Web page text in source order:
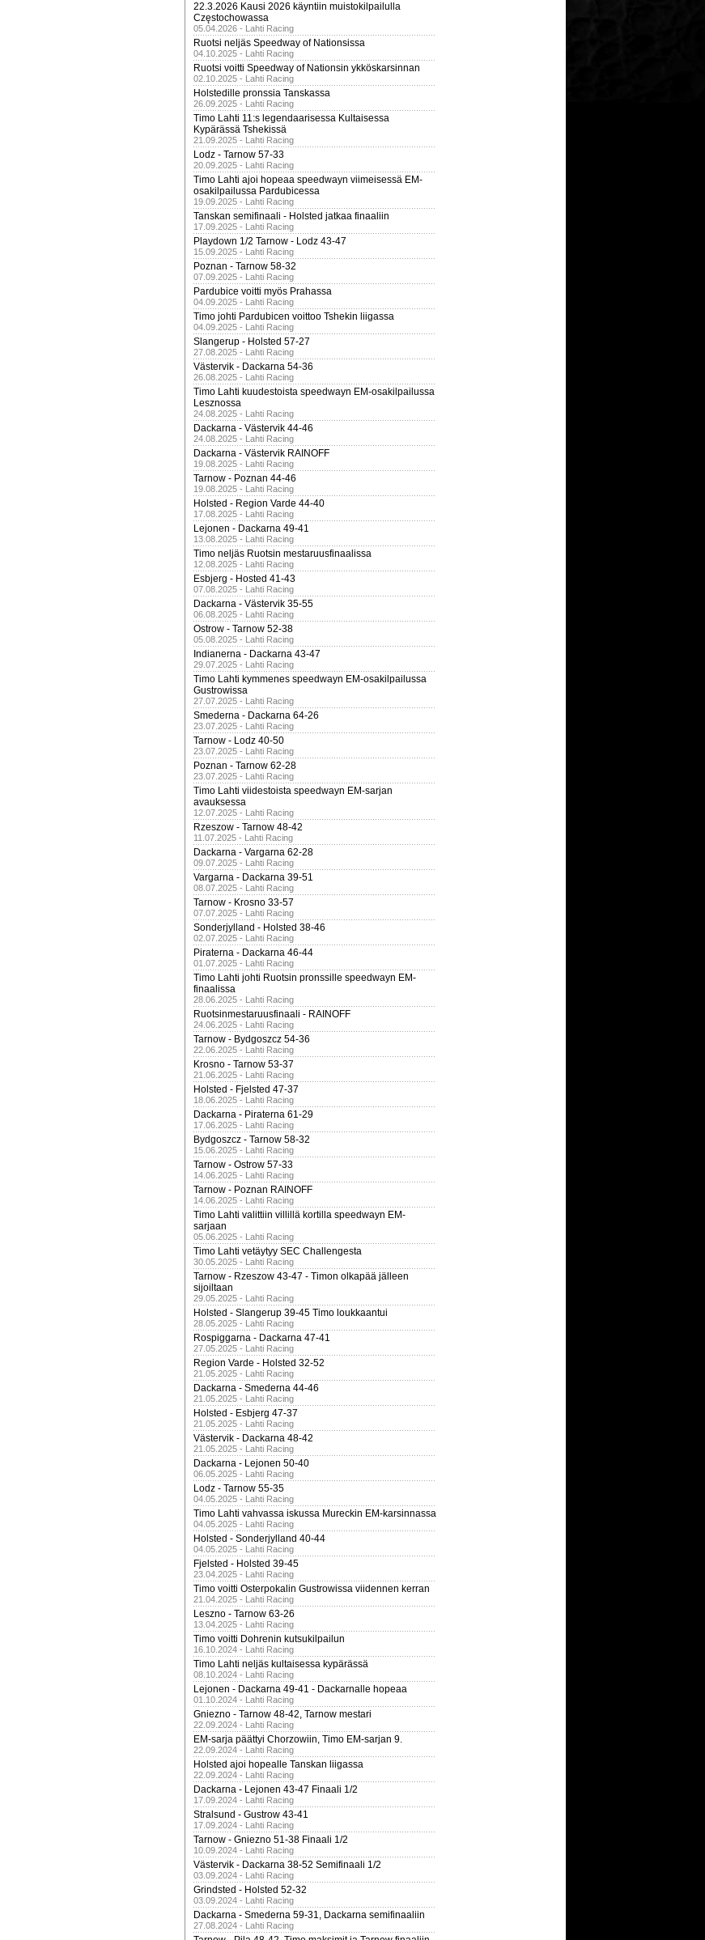
22.3.2026 Kausi 2026 käyntiin muistokilpailulla
Częstochowassa
05.04.2026 - Lahti Racing
Ruotsi neljäs Speedway of Nationsissa
04.10.2025 - Lahti Racing
Ruotsi voitti Speedway of Nationsin ykköskarsinnan
02.10.2025 - Lahti Racing
Holstedille pronssia Tanskassa
26.09.2025 - Lahti Racing
Timo Lahti 11:s legendaarisessa Kultaisessa
Kypärässä Tshekissä
21.09.2025 - Lahti Racing
Lodz - Tarnow 57-33
20.09.2025 - Lahti Racing
Timo Lahti ajoi hopeaa speedwayn viimeisessä EM-
osakilpailussa Pardubicessa
19.09.2025 - Lahti Racing
Tanskan semifinaali - Holsted jatkaa finaaliin
17.09.2025 - Lahti Racing
Playdown 1/2 Tarnow - Lodz 43-47
15.09.2025 - Lahti Racing
Poznan - Tarnow 58-32
07.09.2025 - Lahti Racing
Pardubice voitti myös Prahassa
04.09.2025 - Lahti Racing
Timo johti Pardubicen voittoo Tshekin liigassa
04.09.2025 - Lahti Racing
Slangerup - Holsted 57-27
27.08.2025 - Lahti Racing
Västervik - Dackarna 54-36
26.08.2025 - Lahti Racing
Timo Lahti kuudestoista speedwayn EM-osakilpailussa
Lesznossa
24.08.2025 - Lahti Racing
Dackarna - Västervik 44-46
24.08.2025 - Lahti Racing
Dackarna - Västervik RAINOFF
19.08.2025 - Lahti Racing
Tarnow - Poznan 44-46
19.08.2025 - Lahti Racing
Holsted - Region Varde 44-40
17.08.2025 - Lahti Racing
Lejonen - Dackarna 49-41
13.08.2025 - Lahti Racing
Timo neljäs Ruotsin mestaruusfinaalissa
12.08.2025 - Lahti Racing
Esbjerg - Hosted 41-43
07.08.2025 - Lahti Racing
Dackarna - Västervik 35-55
06.08.2025 - Lahti Racing
Ostrow - Tarnow 52-38
05.08.2025 - Lahti Racing
Indianerna - Dackarna 43-47
29.07.2025 - Lahti Racing
Timo Lahti kymmenes speedwayn EM-osakilpailussa
Gustrowissa
27.07.2025 - Lahti Racing
Smederna - Dackarna 64-26
23.07.2025 - Lahti Racing
Tarnow - Lodz 40-50
23.07.2025 - Lahti Racing
Poznan - Tarnow 62-28
23.07.2025 - Lahti Racing
Timo Lahti viidestoista speedwayn EM-sarjan
avauksessa
12.07.2025 - Lahti Racing
Rzeszow - Tarnow 48-42
11.07.2025 - Lahti Racing
Dackarna - Vargarna 62-28
09.07.2025 - Lahti Racing
Vargarna - Dackarna 39-51
08.07.2025 - Lahti Racing
Tarnow - Krosno 33-57
07.07.2025 - Lahti Racing
Sonderjylland - Holsted 38-46
02.07.2025 - Lahti Racing
Piraterna - Dackarna 46-44
01.07.2025 - Lahti Racing
Timo Lahti johti Ruotsin pronssille speedwayn EM-
finaalissa
28.06.2025 - Lahti Racing
Ruotsinmestaruusfinaali - RAINOFF
24.06.2025 - Lahti Racing
Tarnow - Bydgoszcz 54-36
22.06.2025 - Lahti Racing
Krosno - Tarnow 53-37
21.06.2025 - Lahti Racing
Holsted - Fjelsted 47-37
18.06.2025 - Lahti Racing
Dackarna - Piraterna 61-29
17.06.2025 - Lahti Racing
Bydgoszcz - Tarnow 58-32
15.06.2025 - Lahti Racing
Tarnow - Ostrow 57-33
14.06.2025 - Lahti Racing
Tarnow - Poznan RAINOFF
14.06.2025 - Lahti Racing
Timo Lahti valittiin villillä kortilla speedwayn EM-
sarjaan
05.06.2025 - Lahti Racing
Timo Lahti vetäytyy SEC Challengesta
30.05.2025 - Lahti Racing
Tarnow - Rzeszow 43-47 - Timon olkapää jälleen
sijoiltaan
29.05.2025 - Lahti Racing
Holsted - Slangerup 39-45 Timo loukkaantui
28.05.2025 - Lahti Racing
Rospiggarna - Dackarna 47-41
27.05.2025 - Lahti Racing
Region Varde - Holsted 32-52
21.05.2025 - Lahti Racing
Dackarna - Smederna 44-46
21.05.2025 - Lahti Racing
Holsted - Esbjerg 47-37
21.05.2025 - Lahti Racing
Västervik - Dackarna 48-42
21.05.2025 - Lahti Racing
Dackarna - Lejonen 50-40
06.05.2025 - Lahti Racing
Lodz - Tarnow 55-35
04.05.2025 - Lahti Racing
Timo Lahti vahvassa iskussa Mureckin EM-karsinnassa
04.05.2025 - Lahti Racing
Holsted - Sonderjylland 40-44
04.05.2025 - Lahti Racing
Fjelsted - Holsted 39-45
23.04.2025 - Lahti Racing
Timo voitti Osterpokalin Gustrowissa viidennen kerran
21.04.2025 - Lahti Racing
Leszno - Tarnow 63-26
13.04.2025 - Lahti Racing
Timo voitti Dohrenin kutsukilpailun
16.10.2024 - Lahti Racing
Timo Lahti neljäs kultaisessa kypärässä
08.10.2024 - Lahti Racing
Lejonen - Dackarna 49-41 - Dackarnalle hopeaa
01.10.2024 - Lahti Racing
Gniezno - Tarnow 48-42, Tarnow mestari
22.09.2024 - Lahti Racing
EM-sarja päättyi Chorzowiin, Timo EM-sarjan 9.
22.09.2024 - Lahti Racing
Holsted ajoi hopealle Tanskan liigassa
22.09.2024 - Lahti Racing
Dackarna - Lejonen 43-47 Finaali 1/2
17.09.2024 - Lahti Racing
Stralsund - Gustrow 43-41
17.09.2024 - Lahti Racing
Tarnow - Gniezno 51-38 Finaali 1/2
10.09.2024 - Lahti Racing
Västervik - Dackarna 38-52 Semifinaali 1/2
03.09.2024 - Lahti Racing
Grindsted - Holsted 52-32
03.09.2024 - Lahti Racing
Dackarna - Smederna 59-31, Dackarna semifinaaliin
27.08.2024 - Lahti Racing